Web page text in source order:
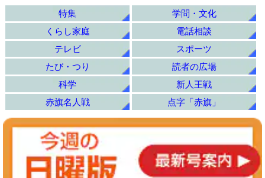
特集
学問・文化
くらし家庭
電話相談
テレビ
スポーツ
たび・つり
読者の広場
科学
新人王戦
赤旗名人戦
点字「赤旗」